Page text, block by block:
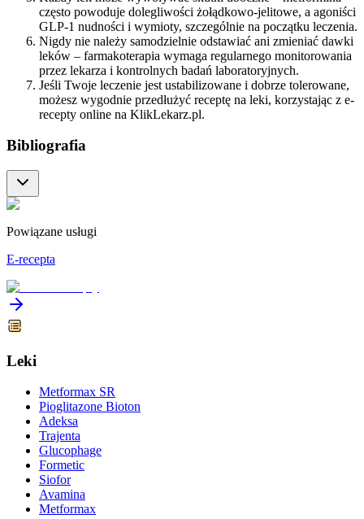
często powoduje dolegliwości żołądkowo-jelitowe, a agoniści
GLP-1 nudności i wymioty, szczególnie na początku leczenia.
Nigdy nie należy samodzielnie odstawiać ani zmieniać dawki
leków – farmakoterapia wymaga regularnego monitorowania
przez lekarza i kontrolnych badań laboratoryjnych.
Jeśli Twoje leczenie jest ustabilizowane i dobrze tolerowane,
możesz wygodnie przedłużyć receptę na leki, korzystając z e-
recepty online na KlikLekarz.pl.
Bibliografia
Powiązane usługi
E-recepta
Leki
Metformax SR
Pioglitazone Bioton
Adeksa
Trajenta
Glucophage
Formetic
Siofor
Avamina
Metformax